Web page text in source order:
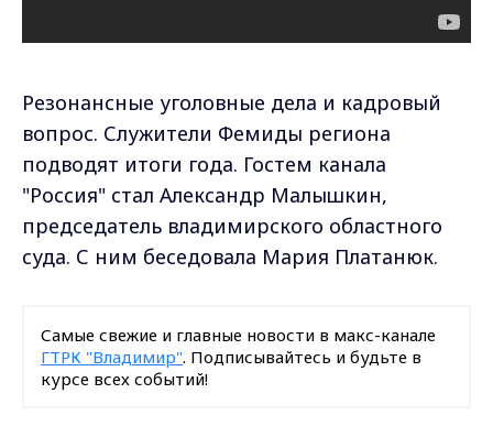
Резонансные уголовные дела и кадровый
вопрос. Служители Фемиды региона
подводят итоги года. Гостем канала
"Россия" стал Александр Малышкин,
председатель владимирского областного
суда. С ним беседовала Мария Платанюк.
Самые свежие и главные новости в макс-канале
ГТРК "Владимир". Подписывайтесь и будьте в
курсе всех событий!